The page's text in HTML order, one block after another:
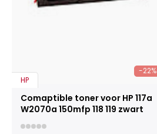
-22%
HP
Comaptible toner voor HP 117a
W2070a 150mfp 118 119 zwart